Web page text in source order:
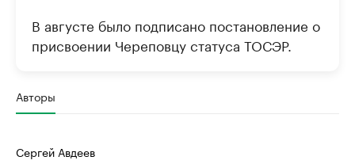
В августе было подписано постановление о
присвоении Череповцу статуса ТОСЭР.
Авторы
Сергей Авдеев